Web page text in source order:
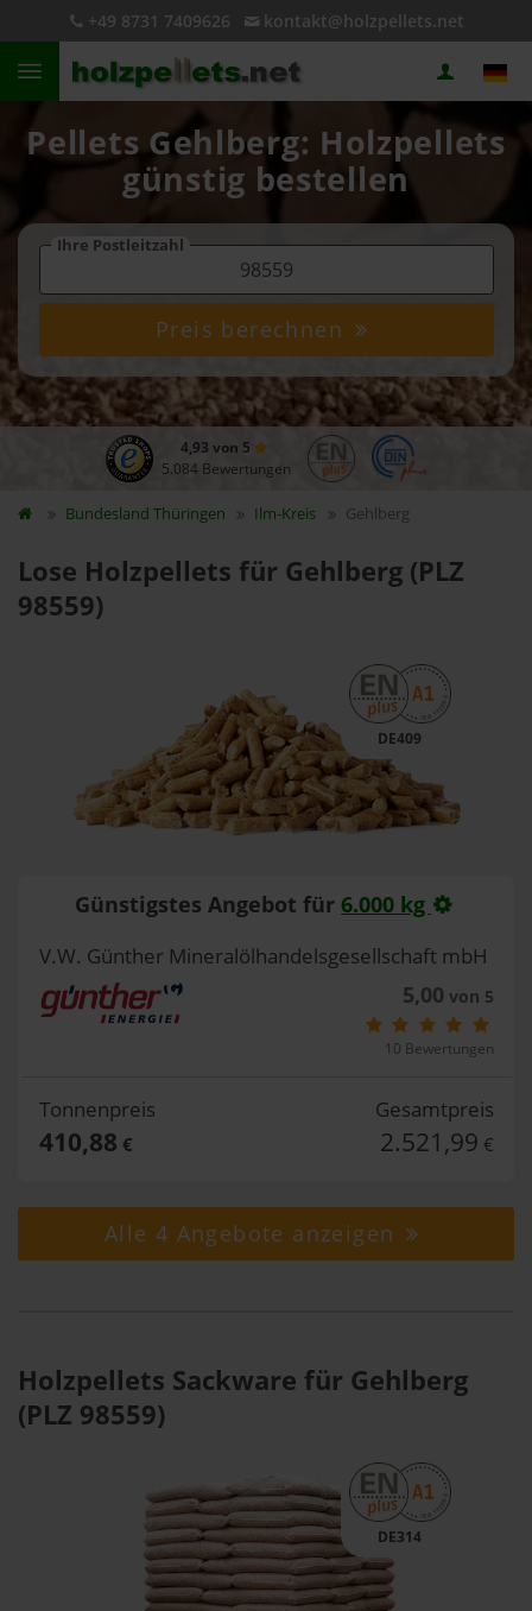
+49 8731 7409626 kontakt@holzpellets.net
Pellets Gehlberg: Holzpellets
günstig bestellen
Ihre Postleitzahl
Preis berechnen
4,93 von 5
5.084 Bewertungen
Bundesland Thüringen Ilm-Kreis Gehlberg
Lose Holzpellets für Gehlberg (PLZ
98559)
DE409
Günstigstes Angebot für 6.000 kg
V.W. Günther Mineralölhandelsgesellschaft mbH
5,00 von 5
10 Bewertungen
Tonnenpreis
410,88 €
Gesamtpreis
2.521,99 €
Alle 4 Angebote anzeigen
Holzpellets Sackware für Gehlberg
(PLZ 98559)
DE314